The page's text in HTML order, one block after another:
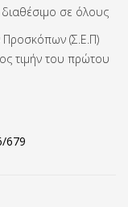
σε όλους
(Σ.Ε.Π)
τιμήν του πρώτου
679